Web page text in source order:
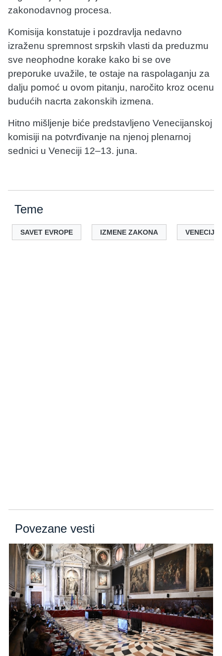
zakonodavnog procesa.
Komisija konstatuje i pozdravlja nedavno
izraženu spremnost srpskih vlasti da preduzmu
sve neophodne korake kako bi se ove
preporuke uvažile, te ostaje na raspolaganju za
dalju pomoć u ovom pitanju, naročito kroz ocenu
budućih nacrta zakonskih izmena.
Hitno mišljenje biće predstavljeno Venecijanskoj
komisiji na potvrđivanje na njenoj plenarnoj
sednici u Veneciji 12–13. juna.
Teme
SAVET EVROPE IZMENE ZAKONA
Povezane vesti